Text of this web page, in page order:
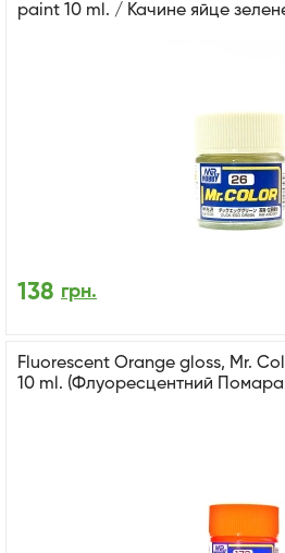
paint 10 ml. / Качине яйце
138 грн.
Fluorescent Orange gloss, Mr.
10 ml. (Флуоресцентний